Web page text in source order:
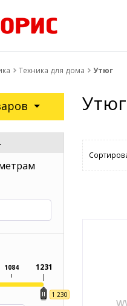
Техника для дома Утюг
1 230
1084 1231
Утюг